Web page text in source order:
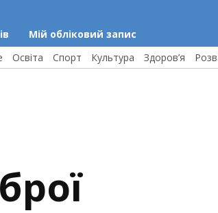
Мій обліковий запис
Освіта Спорт Культура Здоров’я